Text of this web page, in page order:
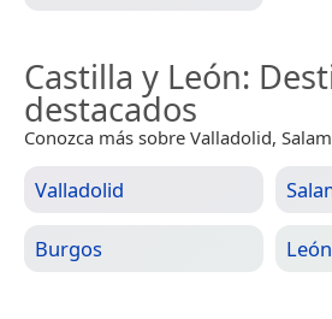
Castilla y León:
destacados
Conozca más sobre Valladolid,
Valladolid
Burgos León